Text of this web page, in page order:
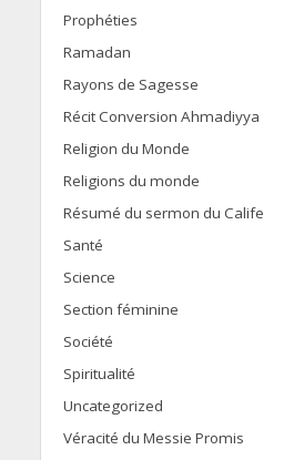
Prophéties
Ramadan
Rayons de Sagesse
Récit Conversion Ahmadiyya
Religion du Monde
Religions du monde
Résumé du sermon du Calife
Santé
Science
Section féminine
Société
Spiritualité
Uncategorized
Véracité du Messie Promis